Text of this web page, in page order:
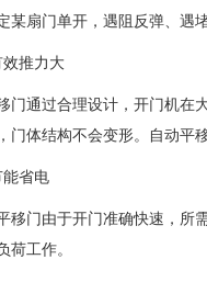
某扇门单开，遇阻反弹、遇
效推力大
门通过合理设计，开门机在
门体结构不会变形。自动平
能省电
移门由于开门准确快速，所
荷工作。